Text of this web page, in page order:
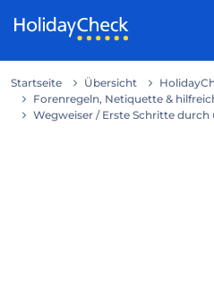
Startseite Übersicht
Forenregeln, Netiquette &
Wegweiser / Erste Schritte durch